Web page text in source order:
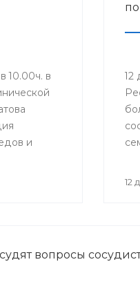
10.00ч. в
и
12
12
вопросы